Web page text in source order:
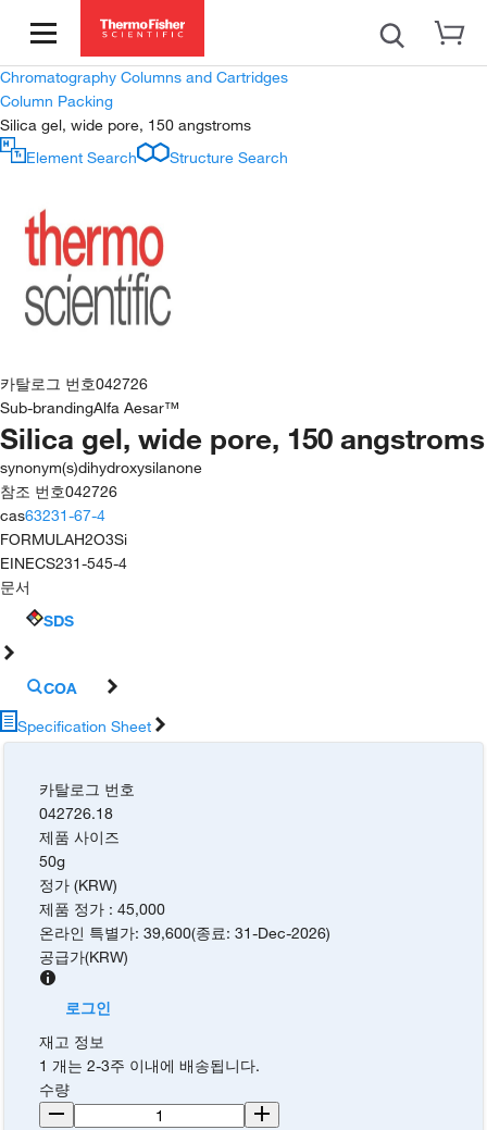
Chromatography Columns and Cartridges
Column Packing
Silica gel, wide pore, 150 angstroms
Element Search
Structure Search
카탈로그 번호042726
Sub-brandingAlfa Aesar™
Silica gel, wide pore, 150 angstroms
synonym(s)dihydroxysilanone
참조 번호042726
cas63231-67-4
FORMULAH2O3Si
EINECS231-545-4
문서
SDS
COA
Specification Sheet
카탈로그 번호
042726.18
제품 사이즈
50g
정가 (KRW)
제품 정가 :45,000
온라인 특별가:39,600(종료:31-Dec-2026)
공급가(KRW)
로그인
재고 정보
1 개는 2-3주 이내에 배송됩니다.
수량